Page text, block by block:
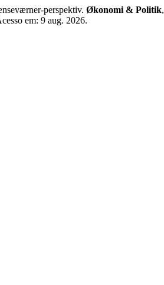
perspektiv. Økonomi & Politik,
em: 9 aug. 2026.